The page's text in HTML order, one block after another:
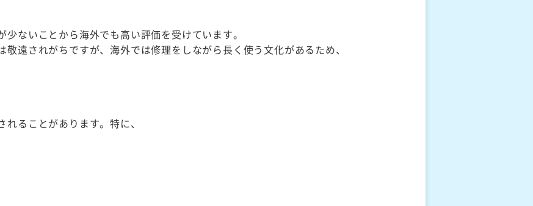
ないことから海外でも高い評価を受けています。
遠されがちですが、海外では修理をしながら長く使う文化があるため、
ることがあります。特に、